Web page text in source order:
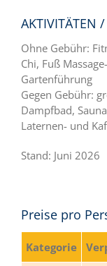
AKTIVITÄTEN
Ohne Gebühr:
Chi, Fuß
Gartenführung
Gegen Gebühr:
Dampfbad,
Laternen- und
Stand: Juni 2026
Preise pro
Kategorie